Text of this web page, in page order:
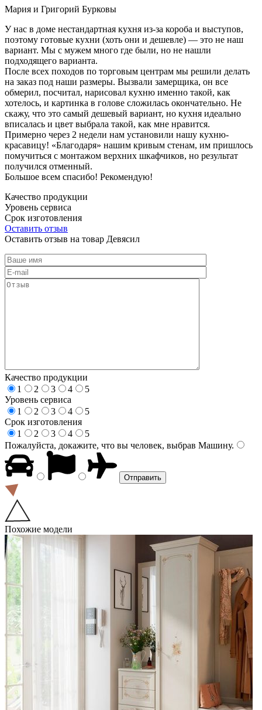
Мария и Григорий Бурковы
У нас в доме нестандартная кухня из-за короба и выступов,
поэтому готовые кухни (хоть они и дешевле) — это не наш
вариант. Мы с мужем много где были, но не нашли
подходящего варианта.
После всех походов по торговым центрам мы решили делать
на заказ под наши размеры. Вызвали замерщика, он все
обмерил, посчитал, нарисовал кухню именно такой, как
хотелось, и картинка в голове сложилась окончательно. Не
скажу, что это самый дешевый вариант, но кухня идеально
вписалась и цвет выбрала такой, как мне нравится.
Примерно через 2 недели нам установили нашу кухню-
красавицу! «Благодаря» нашим кривым стенам, им пришлось
помучиться с монтажом верхних шкафчиков, но результат
получился отменный.
Большое всем спасибо! Рекомендую!
Качество продукции
Уровень сервиса
Срок изготовления
Оставить отзыв
Оставить отзыв на товар Девясил
Качество продукции
1
2 3 4
5
Уровень сервиса
1
2 3 4
5
Срок изготовления
1
2 3 4
5
Пожалуйста, докажите, что вы человек, выбрав Машину.
Похожие модели